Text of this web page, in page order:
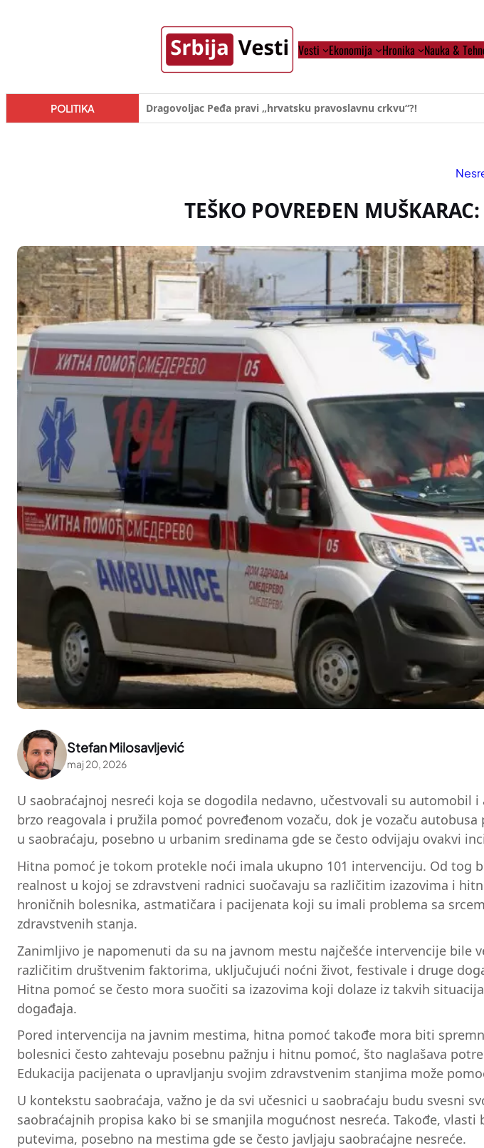
Vesti Ekonomija Hronika Nauka &
POLITIKA Đilas/Šolak propaganda uspela u dehumanizaciji Vučića
TEŠKO POVREĐEN
Stefan Milosavljević
maj 20, 2026
U saobraćajnoj nesreći koja se dogodila nedavno, učestvovali su
brzo reagovala i pružila pomoć povređenom vozaču, dok je vozaču
u saobraćaju, posebno u urbanim sredinama gde se često odvijaju ovakvi
Hitna pomoć je tokom protekle noći imala ukupno 101 intervenciju. Od tog
realnost u kojoj se zdravstveni radnici suočavaju sa različitim izazovima i
hroničnih bolesnika, astmatičara i pacijenata koji su imali problema sa
zdravstvenih stanja.
Zanimljivo je napomenuti da su na javnom mestu najčešće intervencije bile
različitim društvenim faktorima, uključujući noćni život, festivale i druge
Hitna pomoć se često mora suočiti sa izazovima koji dolaze iz takvih
događaja.
Pored intervencija na javnim mestima, hitna pomoć takođe mora biti
bolesnici često zahtevaju posebnu pažnju i hitnu pomoć, što naglašava
Edukacija pacijenata o upravljanju svojim zdravstvenim stanjima može
U kontekstu saobraćaja, važno je da svi učesnici u saobraćaju budu svesni
saobraćajnih propisa kako bi se smanjila mogućnost nesreća. Takođe,
putevima, posebno na mestima gde se često javljaju saobraćajne nesreće.